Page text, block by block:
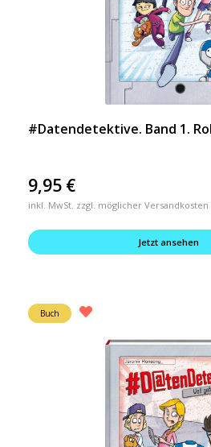
#Datendetektive. Band 1.
9,95 €
inkl. MwSt. zzgl. möglicher Versandkosten
Jetzt ansehen
Buch